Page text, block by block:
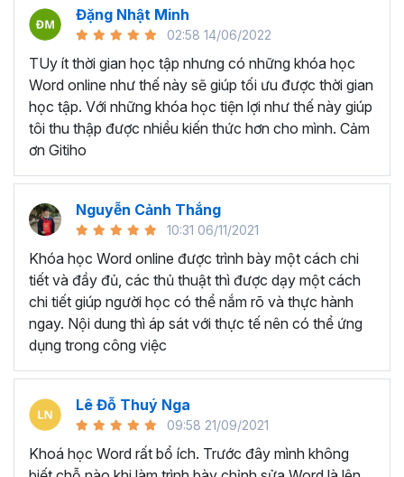
Nhân viên văn phòng dùng Word để hoàn thành các
nghiệp vụ như soạn thảo văn bản, hợp đồng, báo
cáo,...
Ứng viên muốn làm đẹp CV và gây ấn tượng trong
mắt nhà tuyển dụng
Giáo viên, giảng viên muốn sử dụng Word để soạn
giáo án, bài giảng.
BẠN SẼ HỌC ĐƯỢC GÌ Ở
KHÓA HỌC TUYỆT ĐỈNH
MICROSOFT WORD?
Với thời lượng học tập là7h37 giờ học, khóa học gồm
có 5 chương và 49 bài giảngsẽ trang bị cho người học
tất tần về những công cụ, chức năng xử lý các văn bản
phổ biến trên Microsoft Word.
Chắc chắn dù đã làm việc với Word lâu năm nhưng bạn
vẫn sẽ bất ngờ và ngạc nhiên trước tính năng tuyệt vời
của Word trong khóa học trên. Vậy bạn sẽ học được
những gì ở khóa học này?
Đặng Nhật Minh
02:58 14/06/2022
TUy ít thời gian học tập nhưng có những khóa học
Word online như thế này sẽ giúp tối ưu được thời gian
học tập. Với những khóa học tiện lợi như thế này giúp
tôi thu thập được nhiều kiến thức hơn cho mình. Cảm
ơn Gitiho
Nguyễn Cảnh Thắng
10:31 06/11/2021
Khóa học Word online được trình bày một cách chi
tiết và đầy đủ, các thủ thuật thì được dạy một cách
chi tiết giúp người học có thể nắm rõ và thực hành
ngay. Nội dung thì áp sát với thực tế nên có thể ứng
dụng trong công việc
Lê Đỗ Thuý Nga
09:58 21/09/2021
Khoá học Word rất bổ ích. Trước đây mình không